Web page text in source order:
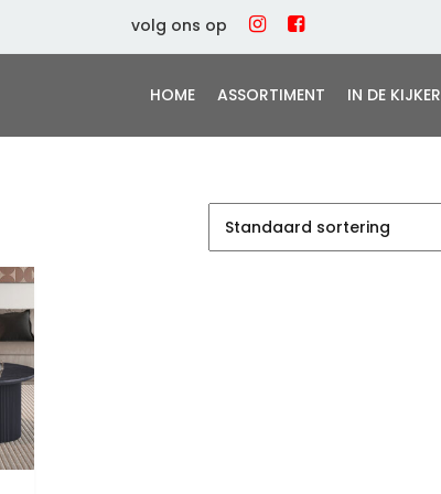
volg ons op
HOME ASSORTIMENT IN DE KIJKER